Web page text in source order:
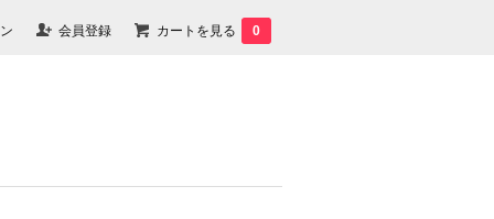
会員登録 カートを見る 0